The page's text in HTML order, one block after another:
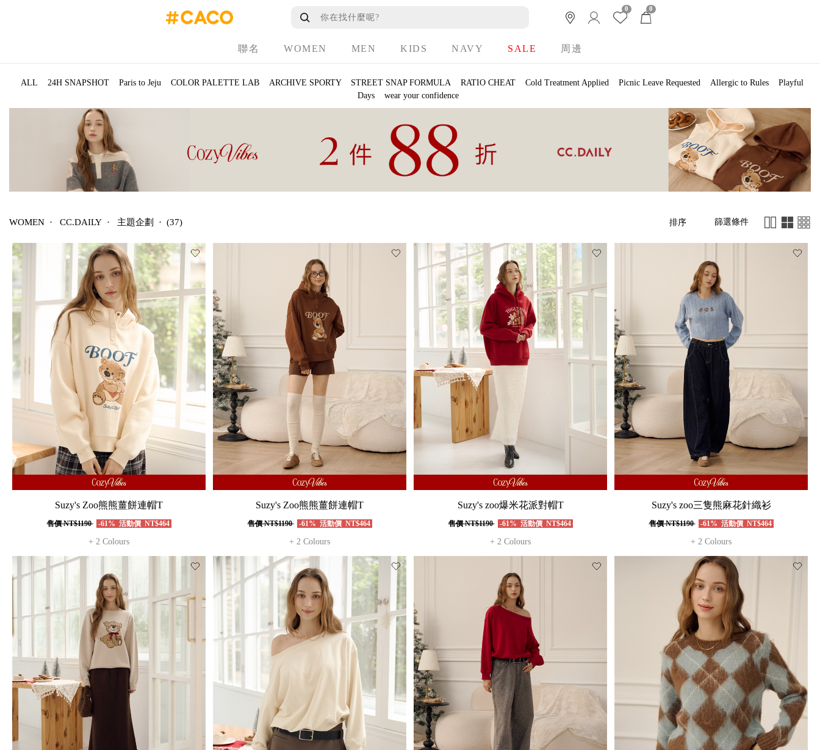
0 0
聯名 WOMEN MEN KIDS NAVY SALE 周邊
ALL 24H SNAPSHOT Paris to Jeju COLOR PALETTE LAB ARCHIVE SPORTY STREET SNAP FORMULA RATIO CHEAT Cold Treatment Applied Picnic Leave Requested Allergic to Rules
Playful
Days
wear your confidence
WOMEN · CC.DAILY · 主題企劃 · (37) 排序 篩選條件
Suzy's Zoo熊熊薑餅連帽T
售價NT$1190 -61% 活動價NT$464
+ 2 Colours
Suzy's Zoo熊熊薑餅連帽T
售價NT$1190 -61% 活動價NT$464
+ 2 Colours
Suzy's zoo爆米花派對帽T
售價NT$1190 -61% 活動價NT$464
+ 2 Colours
Suzy's zoo三隻熊麻花針織衫
售價NT$1190 -61% 活動價NT$464
+ 2 Colours